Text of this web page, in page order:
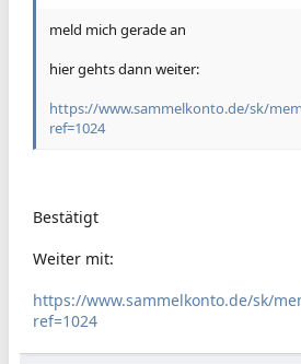
meld mich gerade an
hier gehts dann weiter:
https://www.sammelkonto.de/sk/
ref=1024
Bestätigt
Weiter mit:
https://www.sammelkonto.de/sk/
ref=1024